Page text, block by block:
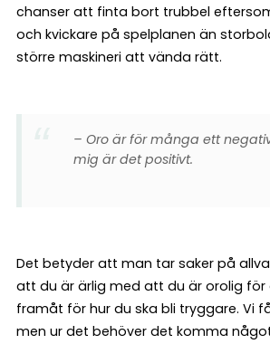
chanser att finta bort trubbel
och kvickare på spelplanen än
större maskineri att vända rätt.
– Oro är för många ett
mig är det positivt.
Det betyder att man tar saker på
att du är ärlig med att du är orolig för
framåt för hur du ska bli tryggare. Vi
men ur det behöver det komma